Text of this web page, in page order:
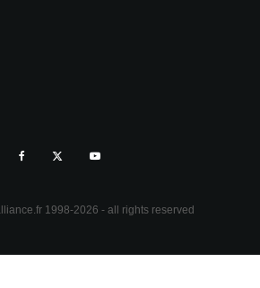
1998-2026 - all rights reserved